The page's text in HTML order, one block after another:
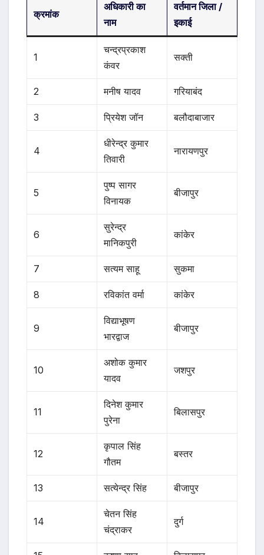
क्रमांक
अधिकारी का
नाम
वर्तमान जिला /
इकाई
1
चन्द्रप्रकाश
कंवर
सक्ती
2 मनीष यादव गरियाबंद
3 प्रियेश जॉन बलौदाबाजार
4
धीरेन्द्र कुमार
तिवारी
नारायणपुर
5
पुष्प सागर
विनायक
बीजापुर
6
सुरेन्द्र
मानिकपुरी
कांकेर
7 सत्यम साहू सुकमा
8 रविकांत वर्मा कांकेर
9
विद्याभूषण
भारद्वाज
बीजापुर
10
अशोक कुमार
यादव
जशपुर
11
दिनेश कुमार
पुरेना
बिलासपुर
12
कृपाल सिंह
गौतम
बस्तर
13 सत्येन्द्र सिंह बीजापुर
14
चेतन सिंह
चंद्राकर
दुर्ग